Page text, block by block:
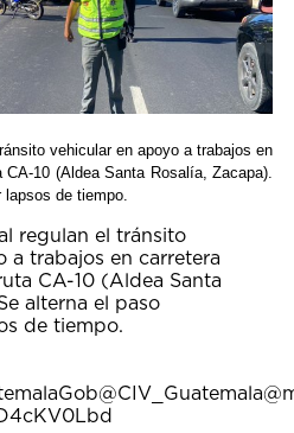
vehicular en apoyo a trabajos en
10 (Aldea Santa Rosalía, Zacapa).
lapsos de tiempo.
regulan el tránsito
a trabajos en carretera
CA-10 (Aldea Santa
alterna el paso
de tiempo.
@CIV_Guatemala